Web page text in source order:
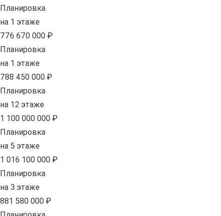
Планировка
на 1 этаже
776 670 000 ₽
Планировка
на 1 этаже
788 450 000 ₽
Планировка
на 12 этаже
1 100 000 000 ₽
Планировка
на 5 этаже
1 016 100 000 ₽
Планировка
на 3 этаже
881 580 000 ₽